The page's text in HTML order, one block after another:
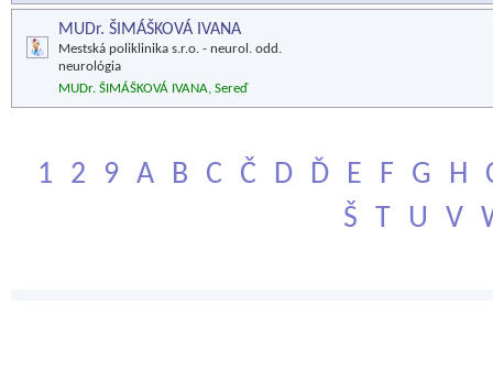
MUDr. ŠIMÁŠKOVÁ IVANA
Mestská poliklinika s.r.o. - neurol. odd.
neurológia
MUDr. ŠIMÁŠKOVÁ IVANA, Sereď
1 2 9 A B C Č D Ď E F G H
Š
T U V